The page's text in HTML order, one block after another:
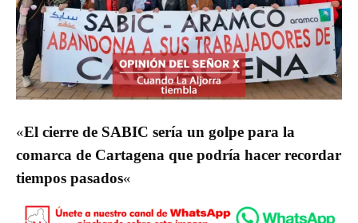
«El cierre de SABIC sería un golpe para la
comarca de Cartagena que podría hacer recordar
tiempos pasados«